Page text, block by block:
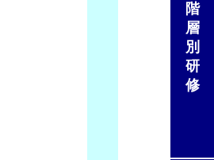
階
層
別
研
修